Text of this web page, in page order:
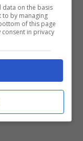
dai
affermando:
di
non
che
e talento ne
hot circa
data on the basis
to by managing
of this page
in privacy